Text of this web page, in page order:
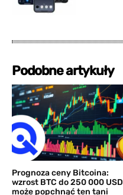
Podobne artykuły
Prognoza ceny Bitcoina:
wzrost BTC do 250 000 USD
może popchnąć ten tani